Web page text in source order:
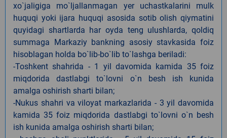
xo`jaligiga mo`ljallanmagan yer uchastkalarini mulk
huquqi yoki ijara huquqi asosida sotib olish qiymatini
quyidagi shartlarda har oyda teng ulushlarda, qoldiq
summaga Markaziy bankning asosiy stavkasida foiz
hisoblagan holda bo`lib-bo`lib to`lashga beriladi:
-Toshkent shahrida - 1 yil davomida kamida 35 foiz
miqdorida dastlabgi to`lovni o`n besh ish kunida
amalga oshirish sharti bilan;
-Nukus shahri va viloyat markazlarida - 3 yil davomida
kamida 35 foiz miqdorida dastlabgi to`lovni o`n besh
ish kunida amalga oshirish sharti bilan;